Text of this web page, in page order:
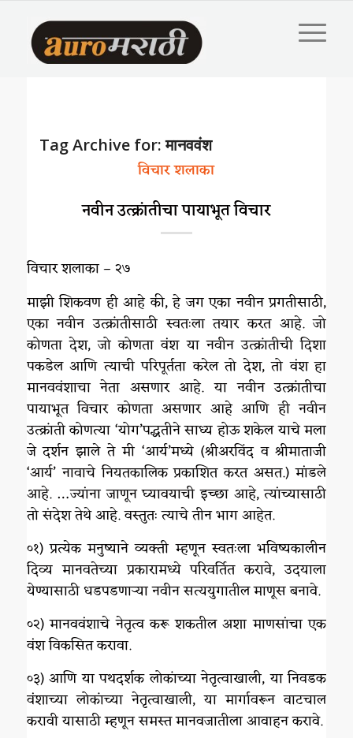
Tag Archive for:मानववंश
विचार शलाका
नवीन उत्क्रांतीचा पायाभूत विचार
विचार शलाका – २७
माझी शिकवण ही आहे की, हे जग एका नवीन प्रगतीसाठी,
एका नवीन उत्क्रांतीसाठी स्वतःला तयार करत आहे. जो
कोणता देश, जो कोणता वंश या नवीन उत्क्रांतीची दिशा
पकडेल आणि त्याची परिपूर्तता करेल तो देश, तो वंश हा
मानववंशाचा नेता असणार आहे. या नवीन उत्क्रांतीचा
पायाभूत विचार कोणता असणार आहे आणि ही नवीन
उत्क्रांती कोणत्या ‘योग’पद्धतीने साध्य होऊ शकेल याचे मला
जे दर्शन झाले ते मी ‘आर्य’मध्ये (श्रीअरविंद व श्रीमाताजी
‘आर्य’ नावाचे नियतकालिक प्रकाशित करत असत.) मांडले
आहे. …ज्यांना जाणून घ्यावयाची इच्छा आहे, त्यांच्यासाठी
तो संदेश तेथे आहे. वस्तुतः त्याचे तीन भाग आहेत.
०१) प्रत्येक मनुष्याने व्यक्ती म्हणून स्वतःला भविष्यकालीन
दिव्य मानवतेच्या प्रकारामध्ये परिवर्तित करावे, उदयाला
येण्यासाठी धडपडणाऱ्या नवीन सत्ययुगातील माणूस बनावे.
०२) मानववंशाचे नेतृत्व करू शकतील अशा माणसांचा एक
वंश विकसित करावा.
०३) आणि या पथदर्शक लोकांच्या नेतृत्वाखाली, या निवडक
वंशाच्या लोकांच्या नेतृत्वाखाली, या मार्गावरून वाटचाल
करावी यासाठी म्हणून समस्त मानवजातीला आवाहन करावे.